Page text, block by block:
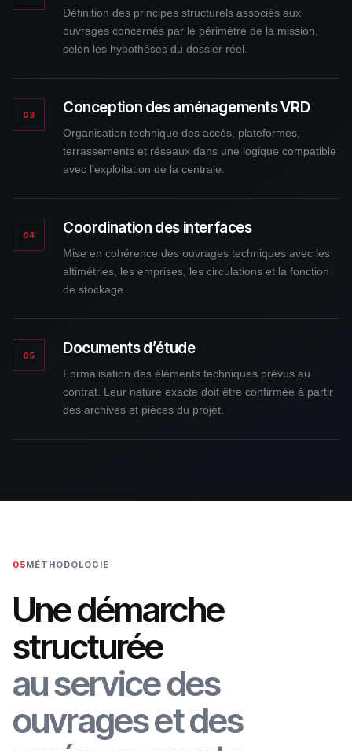
Définition des principes structurels associés aux
ouvrages concernés par le périmètre de la mission,
selon les hypothèses du dossier réel.
03 Conception des aménagements VRD
Organisation technique des accès, plateformes,
terrassements et réseaux dans une logique compatible
avec l’exploitation de la centrale.
04 Coordination des interfaces
Mise en cohérence des ouvrages techniques avec les
altimétries, les emprises, les circulations et la fonction
de stockage.
05 Documents d’étude
Formalisation des éléments techniques prévus au
contrat. Leur nature exacte doit être confirmée à partir
des archives et pièces du projet.
05MÉTHODOLOGIE
Une démarche
structurée
au service des
ouvrages et des